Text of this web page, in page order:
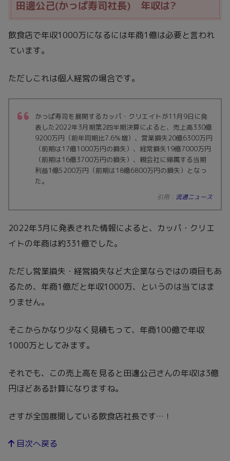
田邊公己(かっぱ寿司社長) 年収は?
飲食店で年収1000万になるには年商1億は必要と言われ
ています。
ただしこれは個人経営の場合です。
かっぱ寿司を展開するカッパ・クリエイトが11月9日に発
表した2022年3月期第2四半期決算によると、売上高330億
9200万円（前年同期比7.6％増）、営業損失20億6300万円
（前期は17億1000万円の損失）、経常損失19億7000万円
（前期は16億3700万円の損失）、親会社に帰属する当期
利益1億5200万円（前期は18億6800万円の損失）となっ
た。
引用： 流通ニュース
2022年3月に発表された情報によると、カッパ・クリエ
イトの年商は約331億でした。
ただし営業損失・経営損失など大企業ならではの項目もあ
るため、年商1億だと年収1000万、というのは当てはま
りません。
そこからかなり少なく見積もって、年商100億で年収
1000万としてみます。
それでも、この売上高を見ると田邊公己さんの年収は3億
円ほどある計算になりますね。
さすが全国展開している飲食店社長です…！
目次へ戻る